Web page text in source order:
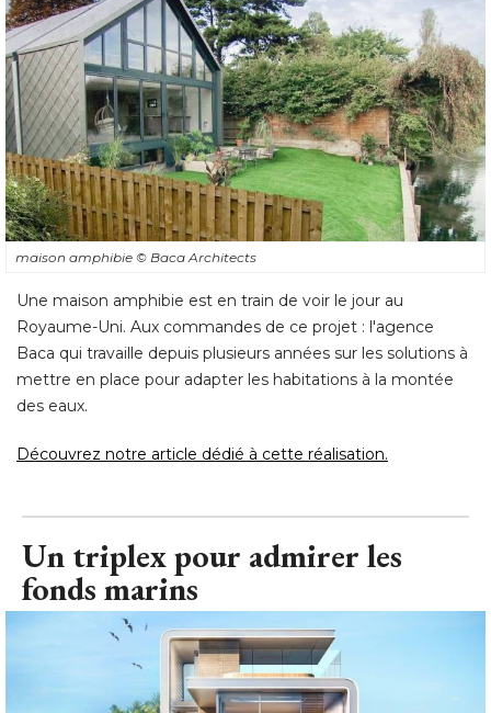
maison amphibie © Baca Architects
Une maison amphibie est en train de voir le jour au
Royaume-Uni. Aux commandes de ce projet : l'agence
Baca qui travaille depuis plusieurs années sur les solutions à
mettre en place pour adapter les habitations à la montée
des eaux.
Découvrez notre article dédié à cette réalisation.
Un triplex pour admirer les
fonds marins